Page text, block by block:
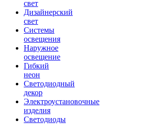
свет
Дизайнерский
свет
Системы
освещения
Наружное
освещение
Гибкий
неон
Светодиодный
декор
Электроустановочные
изделия
Светодиоды